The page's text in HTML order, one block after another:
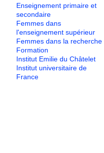
Enseignement primaire et
secondaire
Femmes dans
l'enseignement supérieur
Femmes dans la recherche
Formation
Institut Emilie du Châtelet
Institut universitaire de
France